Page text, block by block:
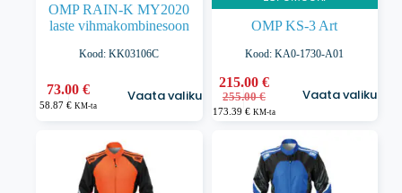
OMP RAIN-K MY2020
laste vihmakombinesoon
Kood: KK03106C
73.00€
58.87€ KM-ta
Vaata valikuid
Sellel
tootel
OMP KS-3 Art
Kood: KA0-1730-A01
255.00€
Algne
hind
255.00 €.
215.00 €
Praegune
hind
215.00 €.
173.39 € KM-ta
Vaata valikuid
Sellel
tootel